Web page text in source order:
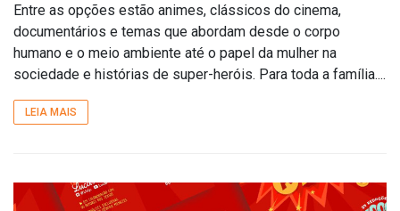
Entre as opções estão animes, clássicos do cinema,
documentários e temas que abordam desde o corpo
humano e o meio ambiente até o papel da mulher na
sociedade e histórias de super-heróis. Para toda a família....
LEIA MAIS